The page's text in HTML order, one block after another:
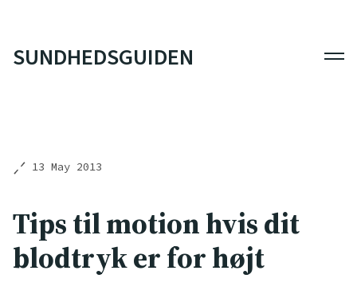
SUNDHEDSGUIDEN
13 May 2013
Tips til motion hvis dit
blodtryk er for højt